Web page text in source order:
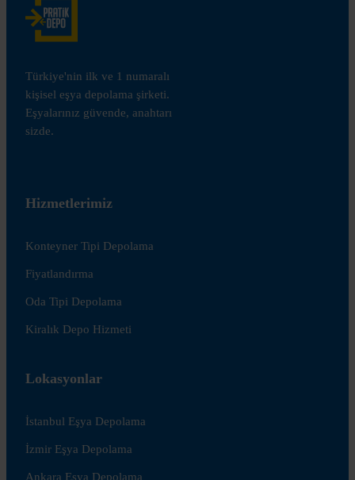
Türkiye'nin ilk ve 1 numaralı
kişisel eşya depolama şirketi.
Eşyalarınız güvende, anahtarı
sizde.
Hizmetlerimiz
Konteyner Tipi Depolama
Fiyatlandırma
Oda Tipi Depolama
Kiralık Depo Hizmeti
Lokasyonlar
İstanbul Eşya Depolama
İzmir Eşya Depolama
Ankara Eşya Depolama